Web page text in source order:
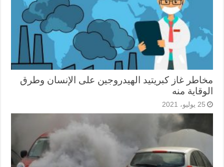
مخاطر غاز كبريتيد الهيدروجين على الإنسان وطرق
الوقاية منه
25 يوليو، 2021